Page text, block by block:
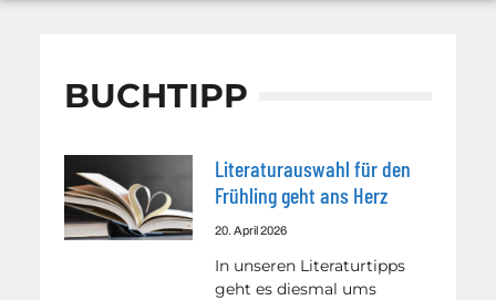
BUCHTIPP
Literaturauswahl für den
Frühling geht ans Herz
20. April 2026
In unseren Literaturtipps
geht es diesmal ums